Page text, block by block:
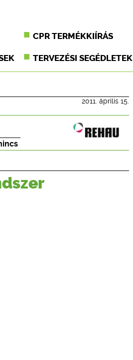
CPR TERMÉKKIÍRÁS
TERVEZÉSI SEGÉDLETEK
2011. április 15.